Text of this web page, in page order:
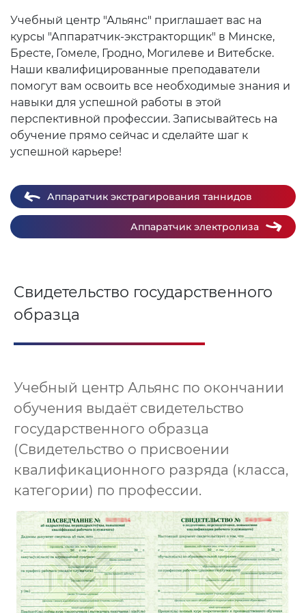
Учебный центр "Альянс" приглашает вас на
курсы "Аппаратчик-экстракторщик" в Минске,
Бресте, Гомеле, Гродно, Могилеве и Витебске.
Наши квалифицированные преподаватели
помогут вам освоить все необходимые знания и
навыки для успешной работы в этой
перспективной профессии. Записывайтесь на
обучение прямо сейчас и сделайте шаг к
успешной карьере!
Аппаратчик экстрагирования таннидов
Аппаратчик электролиза
Свидетельство государственного
образца
Учебный центр Альянс по окончании
обучения выдаёт свидетельство
государственного образца
(Свидетельство о присвоении
квалификационного разряда (класса,
категории) по профессии.